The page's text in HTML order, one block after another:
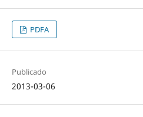
PDFA
Publicado
2013-03-06